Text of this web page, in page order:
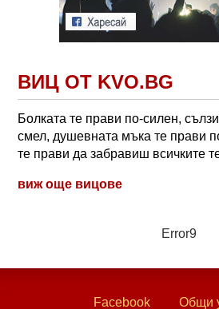
ВИЦ ОТ KVO.BG
Болката те прави по-силен,
смел, душевната мъка те прави
те прави да забравиш всичките
виж още вицове
Error9
Facebook Общи